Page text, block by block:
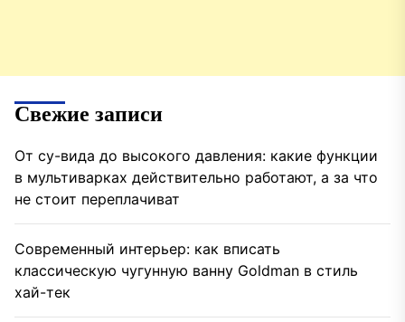
Свежие записи
От су-вида до высокого давления: какие функции
в мультиварках действительно работают, а за что
не стоит переплачиват
Современный интерьер: как вписать
классическую чугунную ванну Goldman в стиль
хай-тек